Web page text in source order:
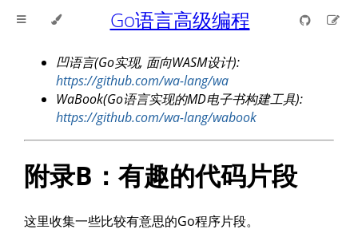
Go语言高级编程
凹语言(Go实现, 面向WASM设计):
https://github.com/wa-lang/wa
WaBook(Go语言实现的MD电子书构建工具):
https://github.com/wa-lang/wabook
附录B：有趣的代码片段
这里收集一些比较有意思的Go程序片段。